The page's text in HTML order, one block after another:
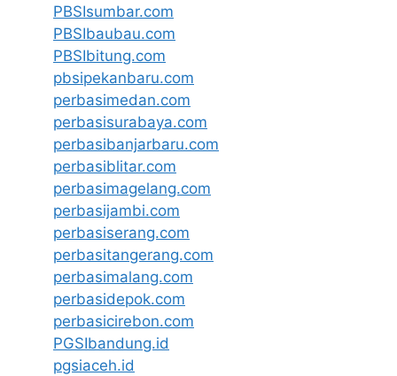
PBSIsumbar.com
PBSIbaubau.com
PBSIbitung.com
pbsipekanbaru.com
perbasimedan.com
perbasisurabaya.com
perbasibanjarbaru.com
perbasiblitar.com
perbasimagelang.com
perbasijambi.com
perbasiserang.com
perbasitangerang.com
perbasimalang.com
perbasidepok.com
perbasicirebon.com
PGSIbandung.id
pgsiaceh.id